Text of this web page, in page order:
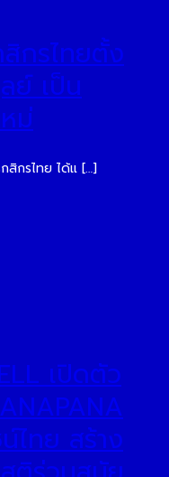
สิกรไทยตั้ง
ย์ เป็น
ม่
สิกรไทย ได้แ […]
เปิดตัว
ไทย สร้าง